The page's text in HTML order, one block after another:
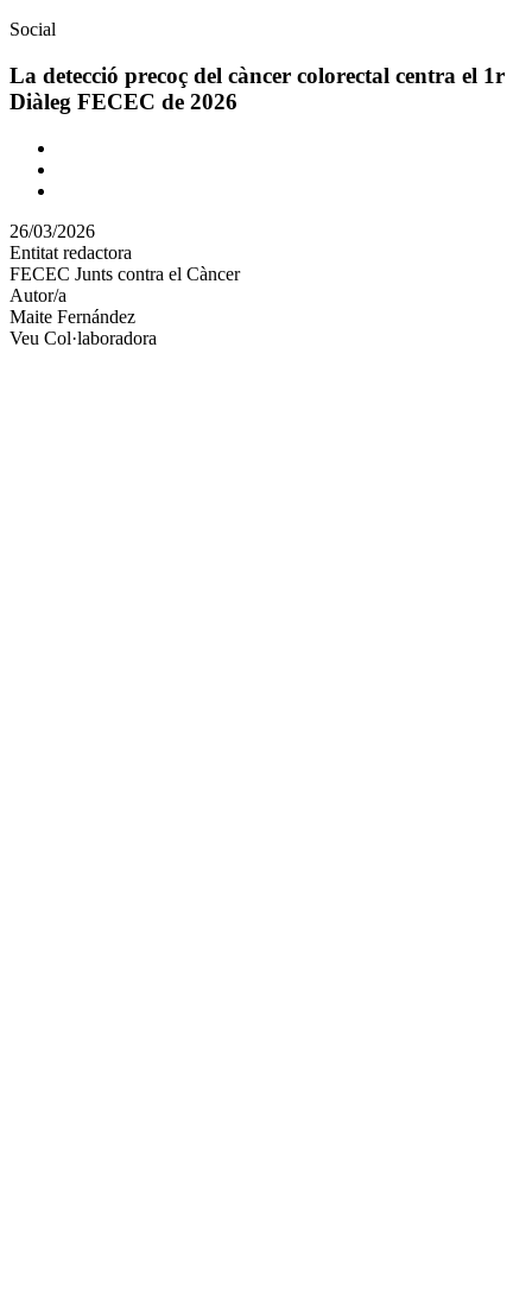
Àmbit
la
notícia
Social
La detecció precoç del càncer colorectal centra el 1r
Diàleg FECEC de 2026
Comparteix
altres
xarxes
socials
26/03/2026
Entitat redactora
FECEC Junts contra el Càncer
Autor/a
Maite Fernández
Veu Col·laboradora